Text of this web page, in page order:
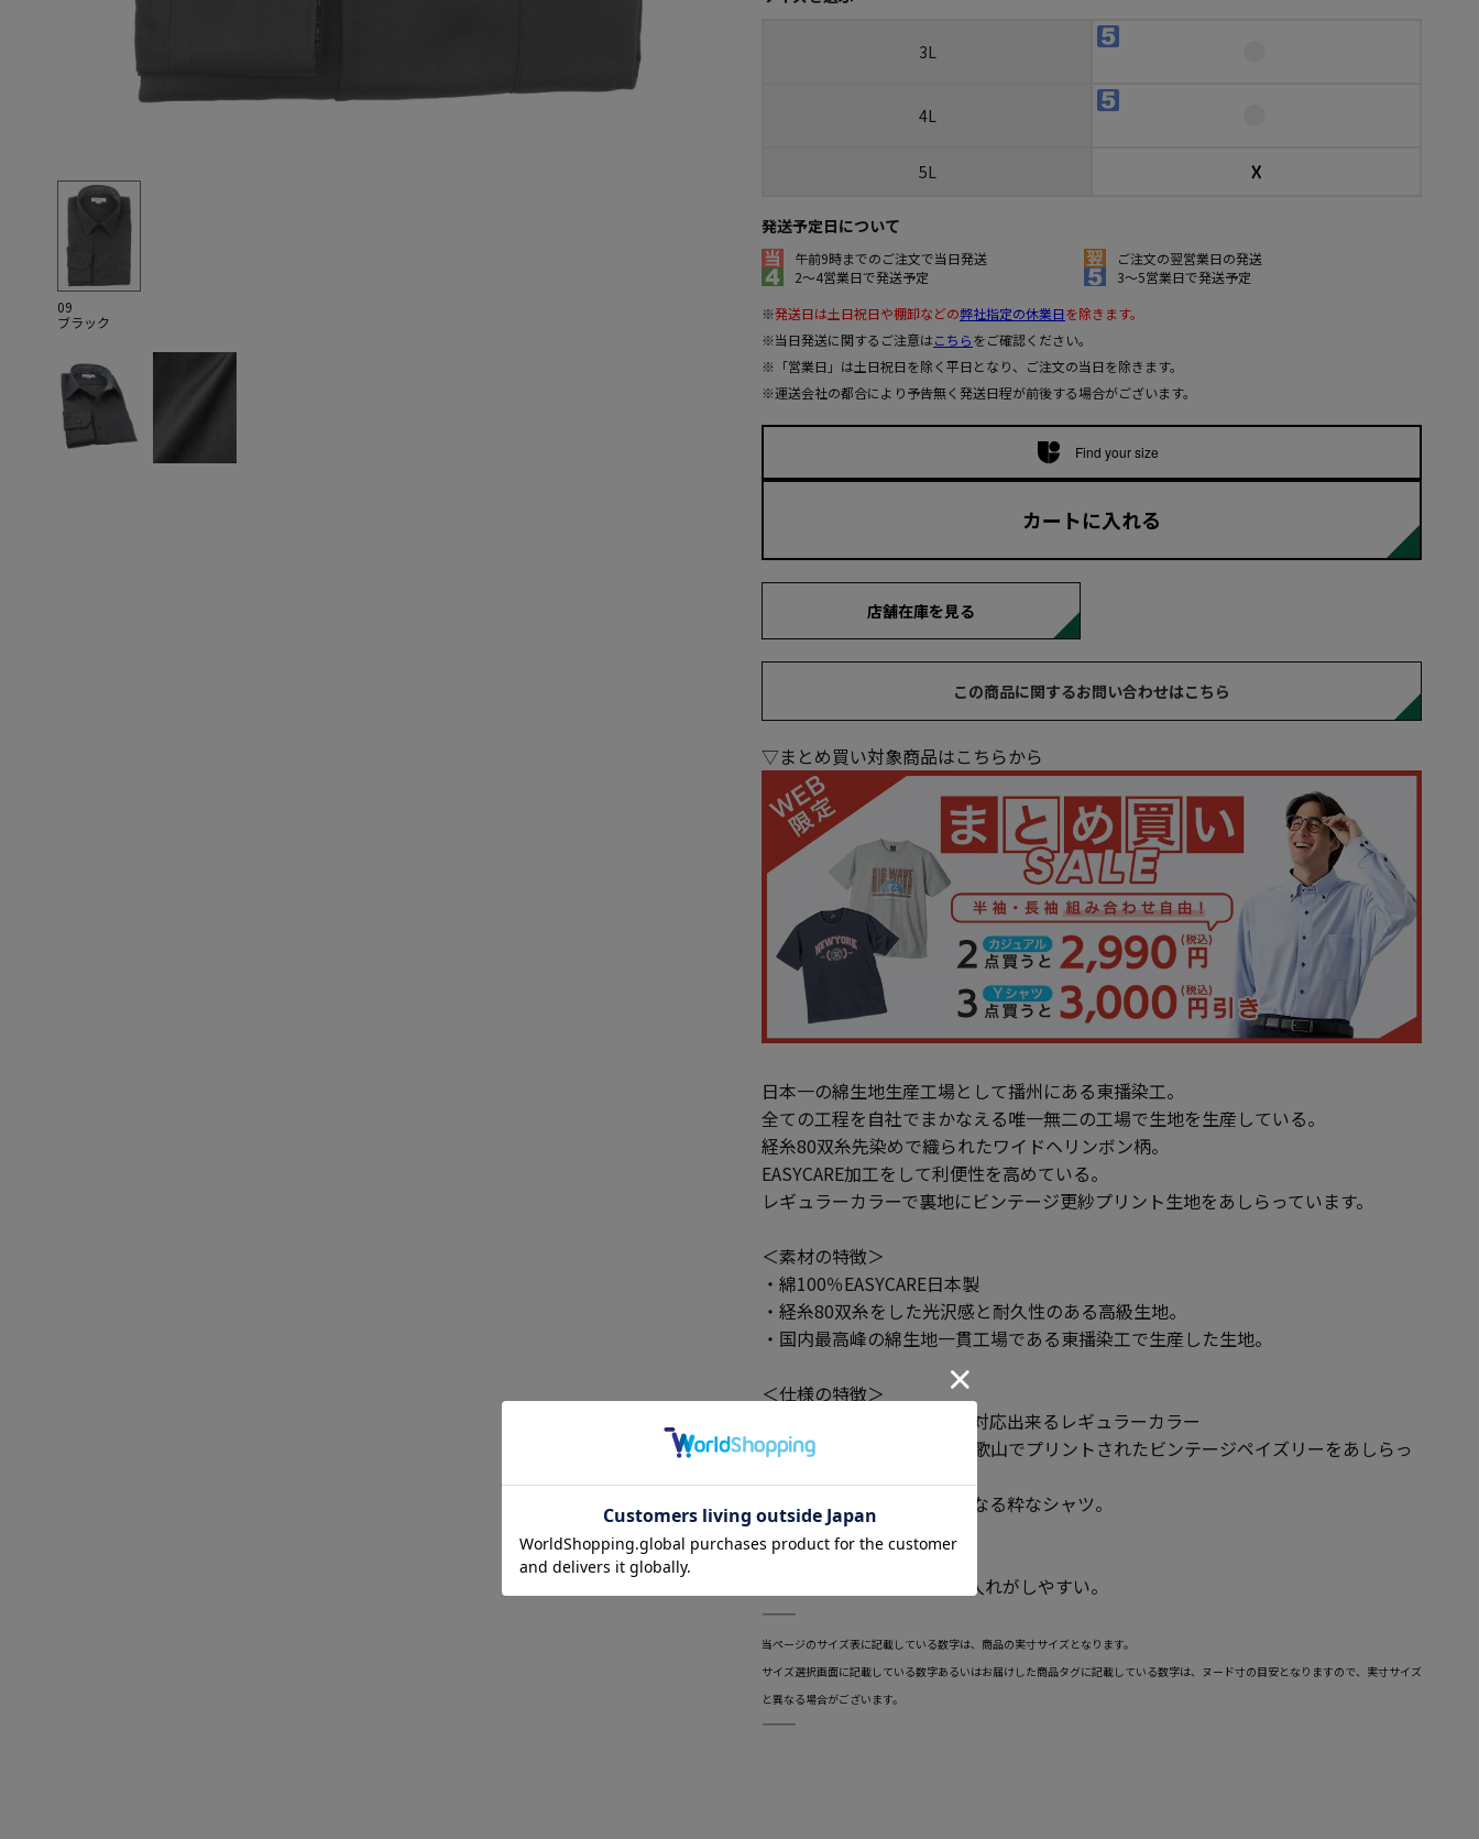
09
ブラック
3L
4L
5L ☓
発送予定日について
午前9時までのご注文で当日発送
ご注文の翌営業日の発送
2～4営業日で発送予定
3～5営業日で発送予定
※発送日は土日祝日や棚卸などの弊社指定の休業日を除きます。
※当日発送に関するご注意はこちらをご確認ください。
※「営業日」は土日祝日を除く平日となり、ご注文の当日を除きます。
※運送会社の都合により予告無く発送日程が前後する場合がございます。
Find your size
カートに入れる
店舗在庫を見る
この商品に関するお問い合わせはこちら
▽まとめ買い対象商品はこちらから
日本一の綿生地生産工場として播州にある東播染工。
全ての工程を自社でまかなえる唯一無二の工場で生地を生産している。
経糸80双糸先染めで織られたワイドヘリンボン柄。
EASYCARE加工をして利便性を高めている。
レギュラーカラーで裏地にビンテージ更紗プリント生地をあしらっています。
＜素材の特徴＞
・綿100％EASYCARE日本製
・経糸80双糸をした光沢感と耐久性のある高級生地。
・国内最高峰の綿生地一貫工場である東播染工で生産した生地。
＜仕様の特徴＞
・カジュアルスタイルにも対応出来るレギュラーカラー
・台衿裏とカフス裏には和歌山でプリントされたビンテージペイズリーをあしらっ
・台衿釦を外してもサマになる粋なシャツ。
＜機能性の特徴＞
・EASYCARE加工により手入れがしやすい。
―――――――――――――――――――――――
当ページのサイズ表に記載している数字は、商品の実寸サイズとなります。
サイズ選択画面に記載している数字あるいはお届けした商品タグに記載している数字は、ヌード寸の目安となりますので、実寸サイズ
と異なる場合がございます。
―――――――――――――――――――――――